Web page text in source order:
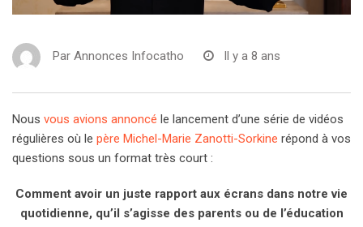
Par Annonces Infocatho Il y a 8 ans
Nous vous avions annoncé le lancement d’une série de vidéos
régulières où le père Michel-Marie Zanotti-Sorkine répond à vos
questions sous un format très court :
Comment avoir un juste rapport aux écrans dans notre vie
quotidienne, qu’il s’agisse des parents ou de l’éducation